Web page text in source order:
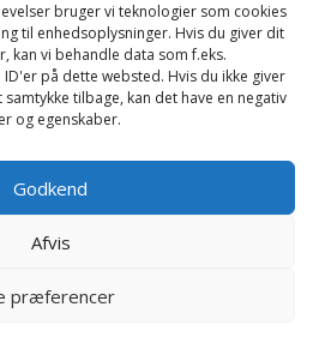
bruger vi teknologier som cookies
til enhedsoplysninger. Hvis du giver dit
kan vi behandle data som f.eks.
på dette websted. Hvis du ikke giver
tilbage, kan det have en negativ
og egenskaber.
Godkend
Afvis
præferencer